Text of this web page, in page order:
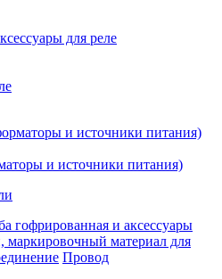
для реле
и источники питания)
и источники питания)
гофрированная и аксессуары
материал для
Провод